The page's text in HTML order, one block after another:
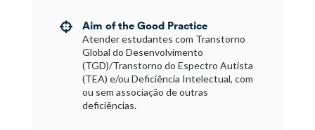
 Aim of the Good Practice
Atender estudantes com Transtorno
Global do Desenvolvimento
(TGD)/Transtorno do Espectro Autista
(TEA) e/ou Deficiência Intelectual, com
ou sem associação de outras
deficiências.